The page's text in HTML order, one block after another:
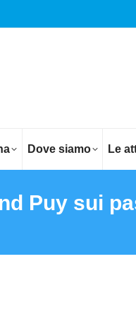
Dove siamo Le
Puy sui